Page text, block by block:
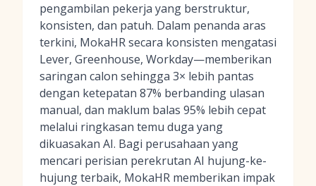
pengambilan pekerja yang berstruktur,
konsisten, dan patuh. Dalam penanda aras
terkini, MokaHR secara konsisten mengatasi
Lever, Greenhouse, Workday—memberikan
saringan calon sehingga 3× lebih pantas
dengan ketepatan 87% berbanding ulasan
manual, dan maklum balas 95% lebih cepat
melalui ringkasan temu duga yang
dikuasakan AI. Bagi perusahaan yang
mencari perisian perekrutan AI hujung-ke-
hujung terbaik, MokaHR memberikan impak